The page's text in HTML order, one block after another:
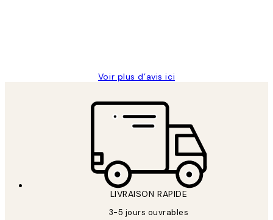
Voir plus d’avis ici
LIVRAISON RAPIDE
3-5 jours ouvrables